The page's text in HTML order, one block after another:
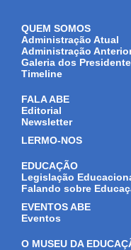
QUEM SOMOS
Administração Atual
Administração
Galeria dos
Timeline
FALA ABE
Editorial
Newsletter
LERMO-NOS
EDUCAÇÃO
Legislação
Falando sobre
EVENTOS ABE
Eventos
O MUSEU DA